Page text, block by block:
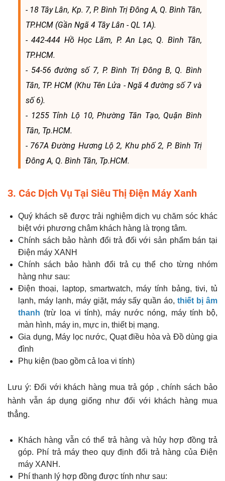
- 18 Tây Lân, Kp. 7, P. Bình Trị Đông A, Q. Bình Tân,
TP.HCM (Gần Ngã 4 Tây Lân - QL 1A).
- 442-444 Hồ Học Lãm, P. An Lạc, Q. Bình Tân,
TP.HCM.
- 54-56 đường số 7, P. Bình Trị Đông B, Q. Bình
Tân, TP. HCM (Khu Tên Lửa - Ngã 4 đường số 7 và
số 6).
- 1255 Tỉnh Lộ 10, Phường Tân Tạo, Quận Bình
Tân, Tp.HCM.
- 767A Đường Hương Lộ 2, Khu phố 2, P. Bình Trị
Đông A, Q. Bình Tân, Tp.HCM.
3. Các Dịch Vụ Tại Siêu Thị Điện Máy Xanh
Quý khách sẽ được trải nghiệm dịch vụ chăm sóc khác
biệt với phương châm khách hàng là trọng tâm.
Chính sách bảo hành đổi trả đối với sản phẩm bán tại
Điện máy XANH
Chính sách bảo hành đổi trả cụ thể cho từng nhóm
hàng như sau:
Điện thoại, laptop, smartwatch, máy tính bảng, tivi, tủ
lạnh, máy lạnh, máy giặt, máy sấy quần áo,thiết bị âm
thanh (trừ loa vi tính), máy nước nóng, máy tính bộ,
màn hình, máy in, mực in, thiết bị mạng.
Gia dụng, Máy lọc nước, Quạt điều hòa và Đồ dùng gia
đình
Phụ kiện (bao gồm cả loa vi tính)
Lưu ý: Đối với khách hàng mua trả góp , chính sách bảo
hành vẫn áp dụng giống như đối với khách hàng mua
thẳng.
Khách hàng vẫn có thể trả hàng và hủy hợp đồng trả
góp. Phí trả máy theo quy định đổi trả hàng của Điện
máy XANH.
Phí thanh lý hợp đồng được tính như sau: